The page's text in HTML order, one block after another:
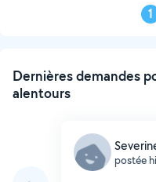
1
Dernières demandes
alentours
postée